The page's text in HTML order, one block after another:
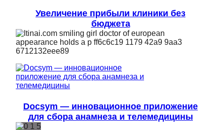
Увеличение прибыли клиники без
бюджета
Docsym — инновационное приложение
для сбора анамнеза и телемедицины